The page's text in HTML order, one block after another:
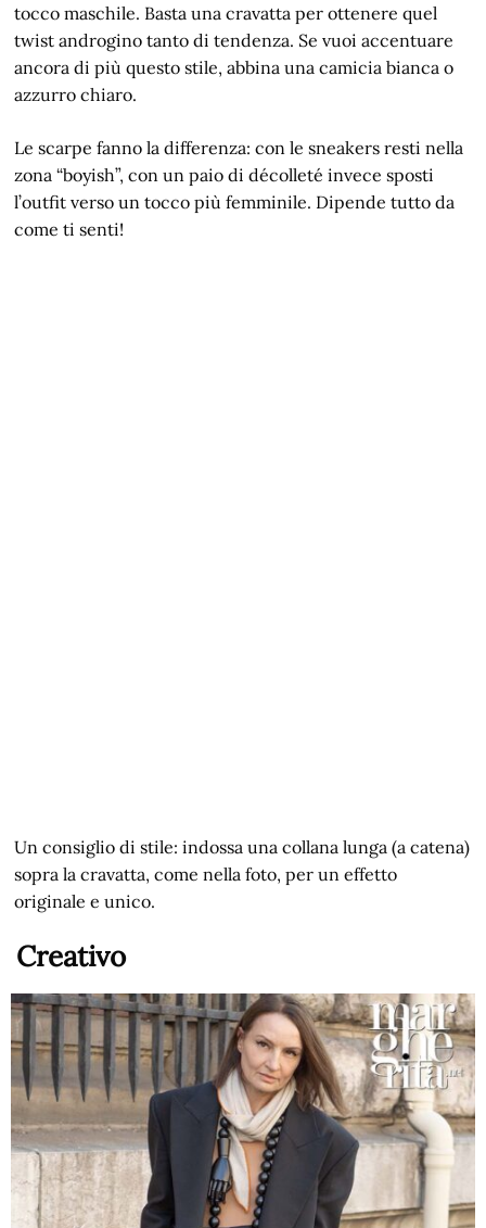
tocco maschile. Basta una cravatta per ottenere quel
twist androgino tanto di tendenza. Se vuoi accentuare
ancora di più questo stile, abbina una camicia bianca o
azzurro chiaro.
Le scarpe fanno la differenza: con le sneakers resti nella
zona “boyish”, con un paio di décolleté invece sposti
l’outfit verso un tocco più femminile. Dipende tutto da
come ti senti!
Un consiglio di stile: indossa una collana lunga (a catena)
sopra la cravatta, come nella foto, per un effetto
originale e unico.
Creativo